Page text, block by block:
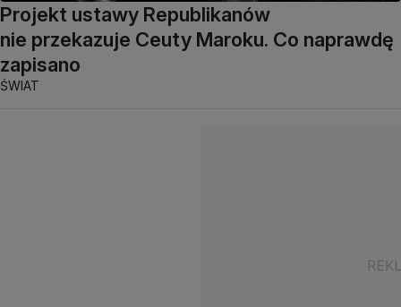
Projekt ustawy Republikanów
nie przekazuje Ceuty Maroku. Co naprawdę
zapisano
ŚWIAT